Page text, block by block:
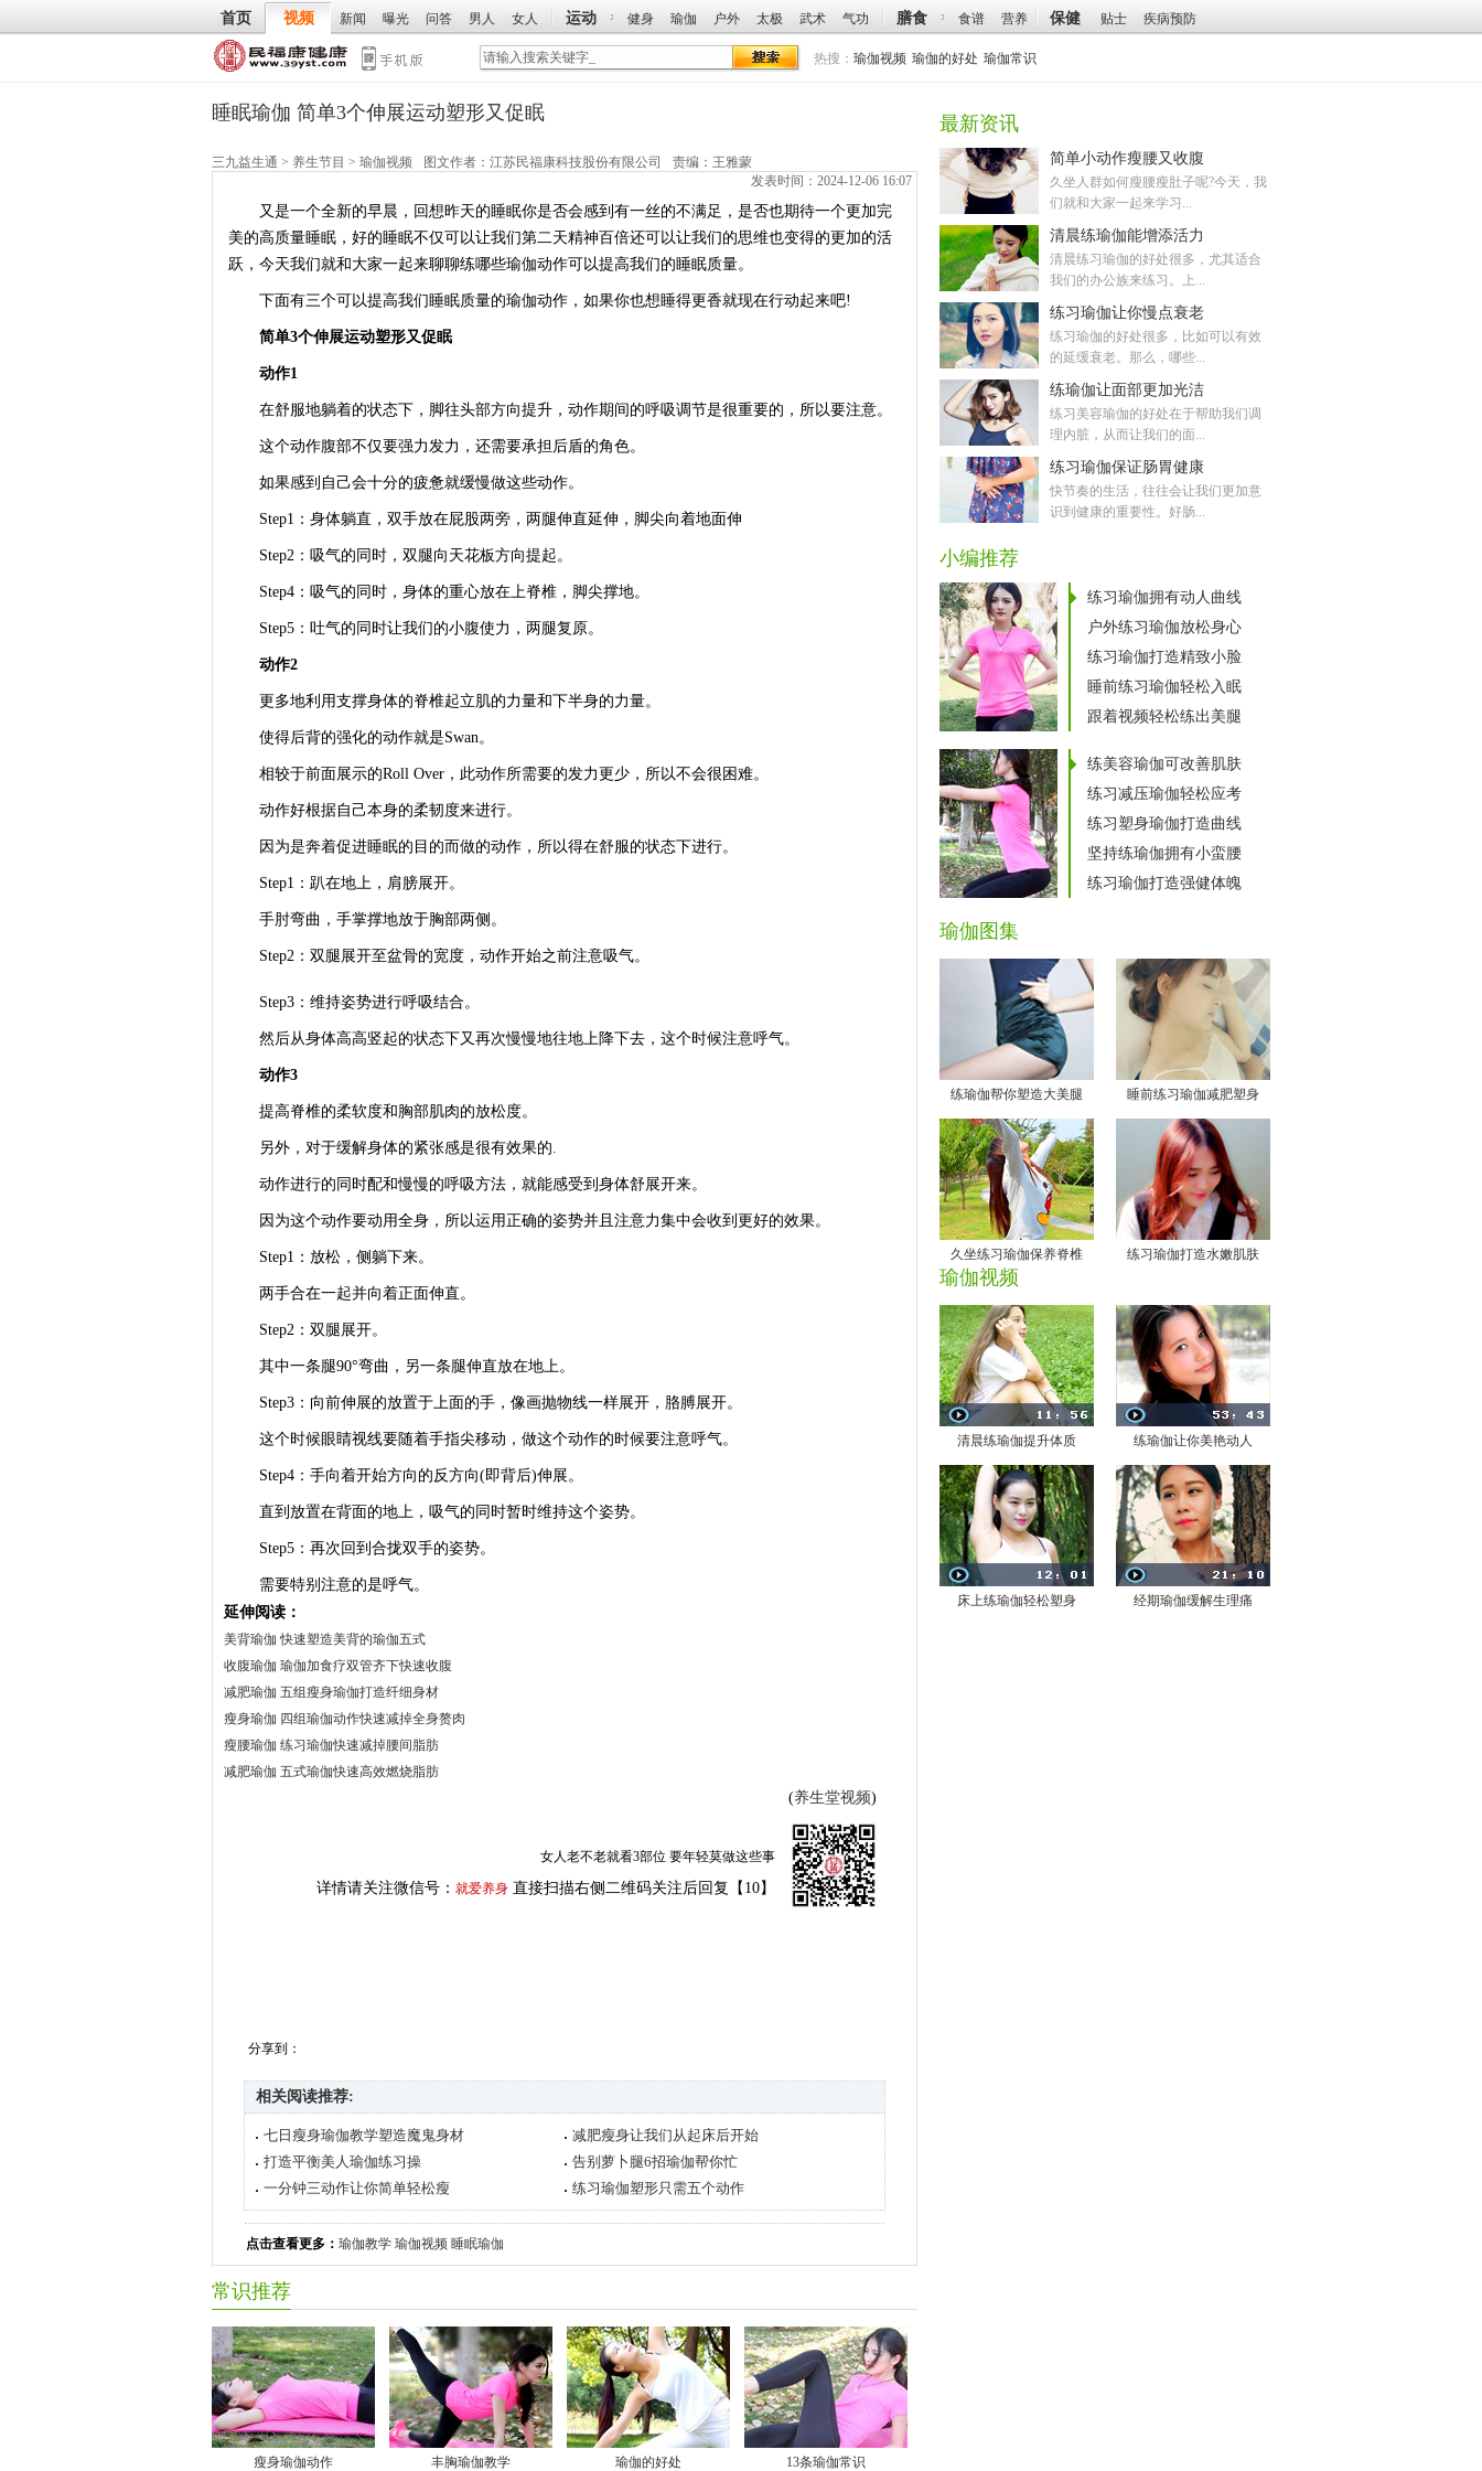
首页 视频 新闻 曝光 问答 男人 女人 运动 健身 瑜伽 户外 太极 武术 气功 膳食 食谱 营养 保健 贴士 疾病预防
热搜： 瑜伽视频 瑜伽的好处 瑜伽常识
睡眠瑜伽 简单3个伸展运动塑形又促眠
三九益生通 > 养生节目 > 瑜伽视频 图文作者： 江苏民福康科技股份有限公司
责编：王雅蒙
发表时间：2024-12-06 16:07
又是一个全新的早晨，回想昨天的睡眠你是否会感到有一丝的不满足，是否也期待一个更加完
美的高质量睡眠，好的睡眠不仅可以让我们第二天精神百倍还可以让我们的思维也变得的更加的活
跃，今天我们就和大家一起来聊聊练哪些瑜伽动作可以提高我们的睡眠质量。
下面有三个可以提高我们睡眠质量的瑜伽动作，如果你也想睡得更香就现在行动起来吧!
简单3个伸展运动塑形又促眠
动作1
在舒服地躺着的状态下，脚往头部方向提升，动作期间的呼吸调节是很重要的，所以要注意。
这个动作腹部不仅要强力发力，还需要承担后盾的角色。
如果感到自己会十分的疲惫就缓慢做这些动作。
Step1：身体躺直，双手放在屁股两旁，两腿伸直延伸，脚尖向着地面伸
Step2：吸气的同时，双腿向天花板方向提起。
Step4：吸气的同时，身体的重心放在上脊椎，脚尖撑地。
Step5：吐气的同时让我们的小腹使力，两腿复原。
动作2
更多地利用支撑身体的脊椎起立肌的力量和下半身的力量。
使得后背的强化的动作就是Swan。
相较于前面展示的Roll Over，此动作所需要的发力更少，所以不会很困难。
动作好根据自己本身的柔韧度来进行。
因为是奔着促进睡眠的目的而做的动作，所以得在舒服的状态下进行。
Step1：趴在地上，肩膀展开。
手肘弯曲，手掌撑地放于胸部两侧。
Step2：双腿展开至盆骨的宽度，动作开始之前注意吸气。
Step3：维持姿势进行呼吸结合。
然后从身体高高竖起的状态下又再次慢慢地往地上降下去，这个时候注意呼气。
动作3
提高脊椎的柔软度和胸部肌肉的放松度。
另外，对于缓解身体的紧张感是很有效果的.
动作进行的同时配和慢慢的呼吸方法，就能感受到身体舒展开来。
因为这个动作要动用全身，所以运用正确的姿势并且注意力集中会收到更好的效果。
Step1：放松，侧躺下来。
两手合在一起并向着正面伸直。
Step2：双腿展开。
其中一条腿90°弯曲，另一条腿伸直放在地上。
Step3：向前伸展的放置于上面的手，像画抛物线一样展开，胳膊展开。
这个时候眼睛视线要随着手指尖移动，做这个动作的时候要注意呼气。
Step4：手向着开始方向的反方向(即背后)伸展。
直到放置在背面的地上，吸气的同时暂时维持这个姿势。
Step5：再次回到合拢双手的姿势。
需要特别注意的是呼气。
延伸阅读：
美背瑜伽 快速塑造美背的瑜伽五式
收腹瑜伽 瑜伽加食疗双管齐下快速收腹
减肥瑜伽 五组瘦身瑜伽打造纤细身材
瘦身瑜伽 四组瑜伽动作快速减掉全身赘肉
瘦腰瑜伽 练习瑜伽快速减掉腰间脂肪
减肥瑜伽 五式瑜伽快速高效燃烧脂肪
(养生堂视频)
女人老不老就看3部位 要年轻莫做这些事
详情请关注微信号： 就爱养身 直接扫描右侧二维码关注后回复【10】
分享到：
相关阅读推荐:
七日瘦身瑜伽教学塑造魔鬼身材
减肥瘦身让我们从起床后开始
打造平衡美人瑜伽练习操
告别萝卜腿6招瑜伽帮你忙
一分钟三动作让你简单轻松瘦
练习瑜伽塑形只需五个动作
点击查看更多： 瑜伽教学 瑜伽视频 睡眠瑜伽
常识推荐
瘦身瑜伽动作 丰胸瑜伽教学 瑜伽的好处 13条瑜伽常识
最新资讯
简单小动作瘦腰又收腹
久坐人群如何瘦腰瘦肚子呢?今天，我
们就和大家一起来学习...
清晨练瑜伽能增添活力
清晨练习瑜伽的好处很多，尤其适合
我们的办公族来练习。上...
练习瑜伽让你慢点衰老
练习瑜伽的好处很多，比如可以有效
的延缓衰老。那么，哪些...
练瑜伽让面部更加光洁
练习美容瑜伽的好处在于帮助我们调
理内脏，从而让我们的面...
练习瑜伽保证肠胃健康
快节奏的生活，往往会让我们更加意
识到健康的重要性。好肠...
小编推荐
练习瑜伽拥有动人曲线
户外练习瑜伽放松身心
练习瑜伽打造精致小脸
睡前练习瑜伽轻松入眠
跟着视频轻松练出美腿
练美容瑜伽可改善肌肤
练习减压瑜伽轻松应考
练习塑身瑜伽打造曲线
坚持练瑜伽拥有小蛮腰
练习瑜伽打造强健体魄
瑜伽图集
练瑜伽帮你塑造大美腿 睡前练习瑜伽减肥塑身
久坐练习瑜伽保养脊椎 练习瑜伽打造水嫩肌肤
瑜伽视频
清晨练瑜伽提升体质 练瑜伽让你美艳动人
床上练瑜伽轻松塑身 经期瑜伽缓解生理痛